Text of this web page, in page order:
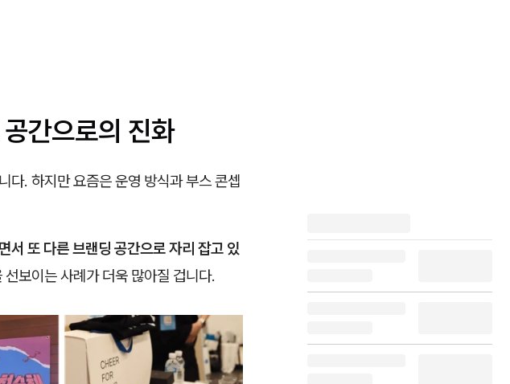
간으로의 진화
다. 하지만 요즘은 운영 방식과 부스 콘셉
서 또 다른 브랜딩 공간으로 자리 잡고 있
보이는 사례가 더욱 많아질 겁니다.